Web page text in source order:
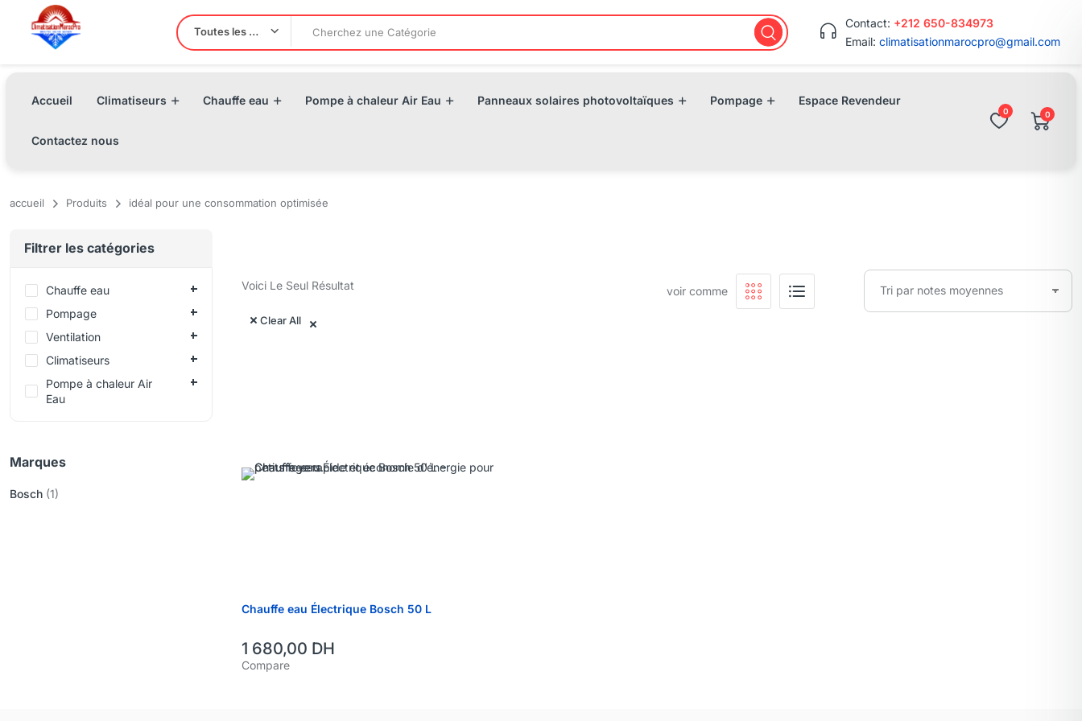
Toutes les Catégories
Contact: +212 650-834973
Email:climatisationmarocpro@gmail.com
Accueil Climatiseurs Chauffe eau Pompe à chaleur Air Eau Panneaux solaires photovoltaïques Pompage Espace Revendeur
Contactez nous
0 0
accueil Produits idéal pour une consommation optimisée
Voici Le Seul Résultat voir comme
Clear All
Chauffe eau Électrique Bosch 50 L
1 680,00 DH
Compare
Filtrer les catégories
Chauffe eau
Pompage
Ventilation
Climatiseurs
Pompe à chaleur Air
Eau
Marques
Bosch (1)